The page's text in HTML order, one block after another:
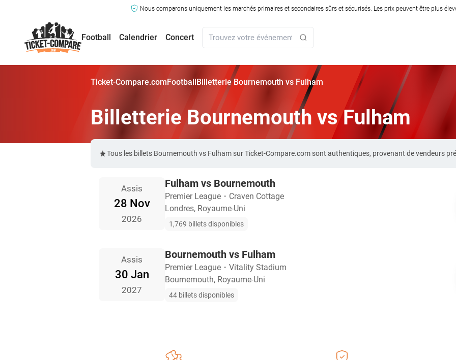
Nous comparons uniquement les marchés primaires et secondaires sûrs et sécurisés. Les prix peuvent être plus
Football Calendrier Concert
Ticket-Compare.comFootballBilletterie Bournemouth vs Fulham
Billetterie Bournemouth vs Fulham
Tous les billets Bournemouth vs Fulham sur Ticket-Compare.com sont authentiques, provenant de vendeurs
Assis
28 Nov
2026
Fulham vs Bournemouth
Premier League ・ Craven Cottage
Londres, Royaume-Uni
1,769 billets disponibles
Assis
30 Jan
2027
Bournemouth vs Fulham
Premier League ・ Vitality Stadium
Bournemouth, Royaume-Uni
44 billets disponibles